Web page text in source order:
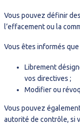
Vous pouvez définir
l’effacement ou la
Vous êtes informés
Librement
vos directives ;
Modifier ou
Vous pouvez
autorité de contrôle, si